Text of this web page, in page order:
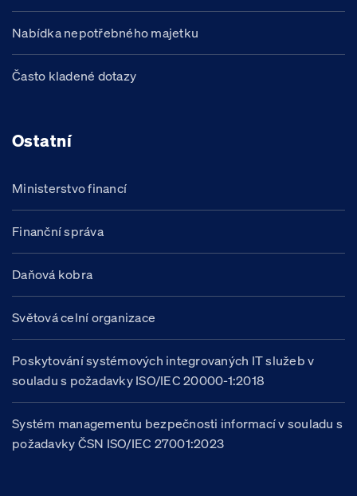
Nabídka nepotřebného majetku
Často kladené dotazy
Ostatní
Ministerstvo financí
Finanční správa
Daňová kobra
Světová celní organizace
Poskytování systémových integrovaných IT služeb v
souladu s požadavky ISO/IEC 20000-1:2018
Systém managementu bezpečnosti informací v souladu s
požadavky ČSN ISO/IEC 27001:2023